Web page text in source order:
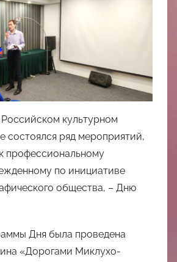
Российском культурном
состоялся ряд мероприятий,
профессиональному
по инициативе
общества, – Дню
Дня была проведена
«Дорогами Миклухо-